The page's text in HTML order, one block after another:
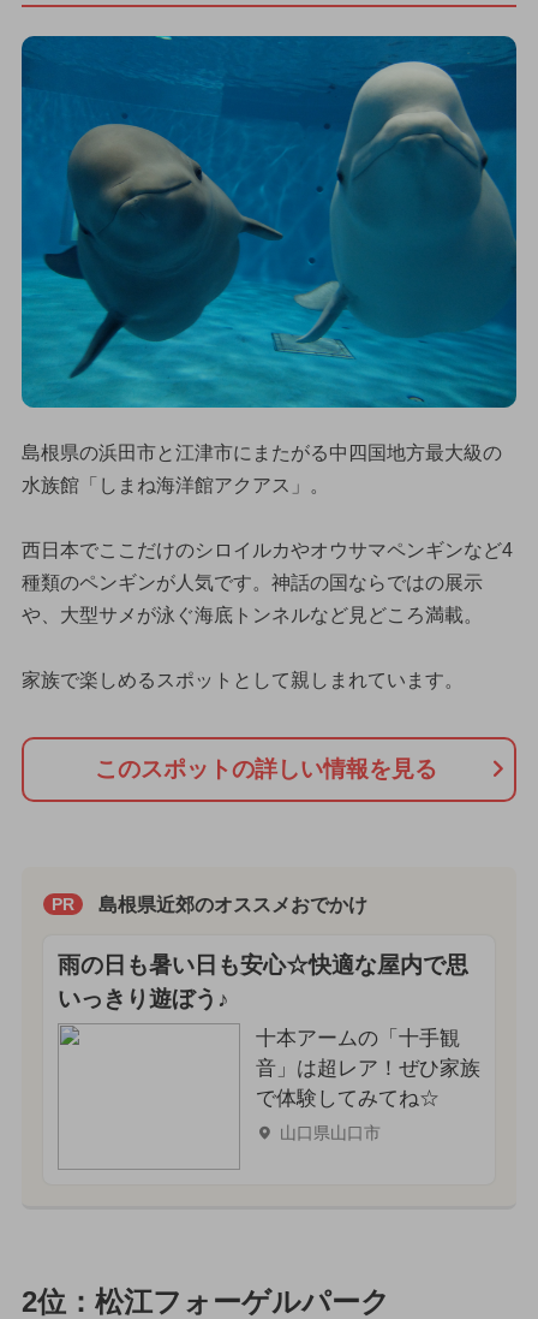
島根県の浜田市と江津市にまたがる中四国地方最大級の
水族館「しまね海洋館アクアス」。
西日本でここだけのシロイルカやオウサマペンギンなど4
種類のペンギンが人気です。神話の国ならではの展示
や、大型サメが泳ぐ海底トンネルなど見どころ満載。
家族で楽しめるスポットとして親しまれています。
このスポットの詳しい情報を見る
PR 島根県近郊のオススメおでかけ
雨の日も暑い日も安心☆快適な屋内で思
いっきり遊ぼう♪
十本アームの「十手観
音」は超レア！ぜひ家族
で体験してみてね☆
山口県山口市
2位：松江フォーゲルパーク